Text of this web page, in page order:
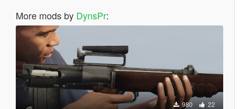
More mods by DynsPr:
980 22